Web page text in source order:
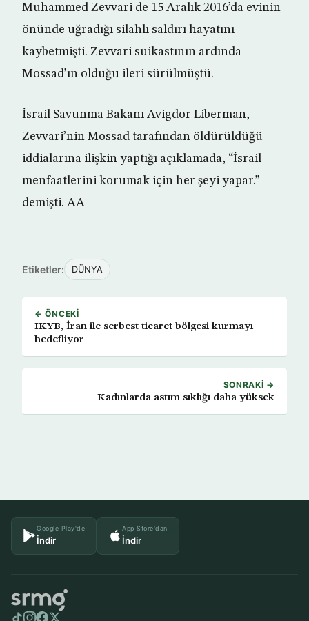
Muhammed Zevvari de 15 Aralık 2016’da evinin
önünde uğradığı silahlı saldırı hayatını
kaybetmişti. Zevvari suikastının ardında
Mossad’ın olduğu ileri sürülmüştü.
İsrail Savunma Bakanı Avigdor Liberman,
Zevvari’nin Mossad tarafından öldürüldüğü
iddialarına ilişkin yaptığı açıklamada, “İsrail
menfaatlerini korumak için her şeyi yapar.”
demişti. AA
Etiketler: DÜNYA
← ÖNCEKI
IKYB, İran ile serbest ticaret bölgesi kurmayı
hedefliyor
SONRAKI →
Kadınlarda astım sıklığı daha yüksek
Google Play'de
İndir
App Store'dan
İndir